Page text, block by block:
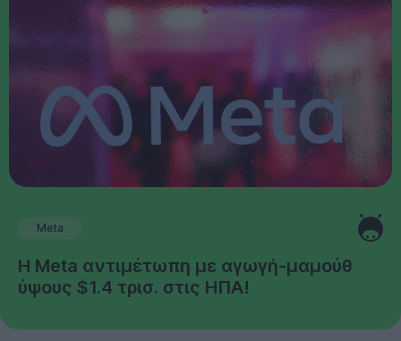
Meta
Η Meta αντιμέτωπη με αγωγή-μαμούθ
ύψους $1.4 τρισ. στις ΗΠΑ!